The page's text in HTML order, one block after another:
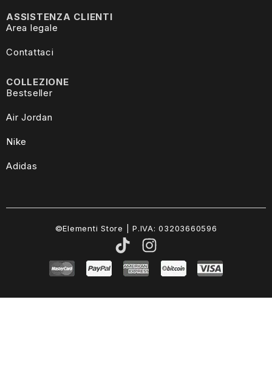
COLLEZIONE
Bestseller
Air Jordan
Nike
Adidas
ASSISTENZA CLIENTI
Area legale
Contattaci
©Elementi Store | P.IVA: 03203660596